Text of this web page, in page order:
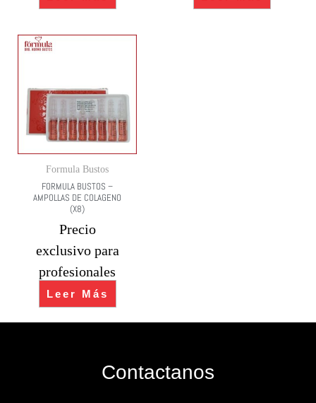
Formula Bustos
FORMULA BUSTOS –
AMPOLLAS DE COLAGENO
(X8)
Precio
exclusivo para
profesionales
Leer Más
Contactanos